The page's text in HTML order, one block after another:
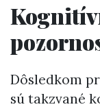
Dôsledkom
sú takzvané